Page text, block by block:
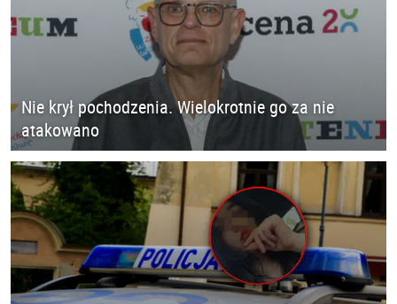
Nie krył pochodzenia. Wielokrotnie go za nie
atakowano